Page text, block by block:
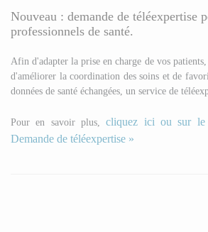
Nouveau : demande de téléexpertise
professionnels de santé.
Afin d'adapter la prise en charge de vos
d'améliorer la coordination des soins et de
données de santé échangées, un service de
Pour en savoir plus,cliquez ici ou sur
Demande de téléexpertise »